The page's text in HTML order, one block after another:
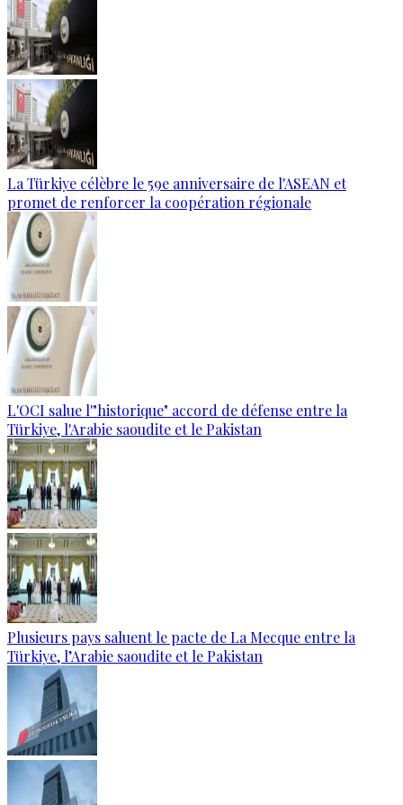
La Türkiye célèbre le 59e anniversaire de l'ASEAN et
promet de renforcer la coopération régionale
L'OCI salue l'"historique" accord de défense entre la
Türkiye, l'Arabie saoudite et le Pakistan
Plusieurs pays saluent le pacte de La Mecque entre la
Türkiye, l’Arabie saoudite et le Pakistan